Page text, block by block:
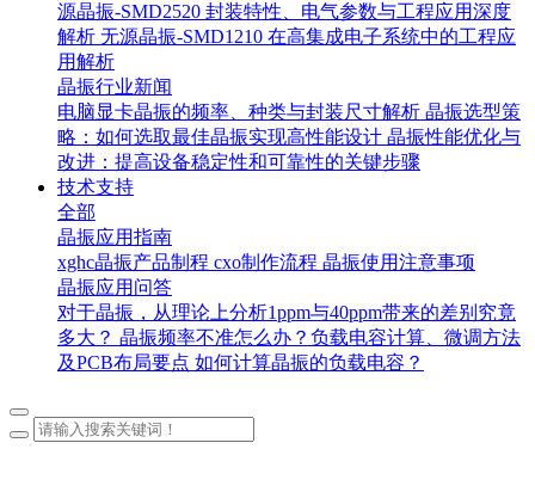
源晶振-SMD2520 封装特性、电气参数与工程应用深度
解析 无源晶振-SMD1210 在高集成电子系统中的工程应
用解析
晶振行业新闻
电脑显卡晶振的频率、种类与封装尺寸解析 晶振选型策
略：如何选取最佳晶振实现高性能设计 晶振性能优化与
改进：提高设备稳定性和可靠性的关键步骤
技术支持
全部
晶振应用指南
xghc晶振产品制程 cxo制作流程 晶振使用注意事项
晶振应用问答
对于晶振，从理论上分析1ppm与40ppm带来的差别究竟
多大？ 晶振频率不准怎么办？负载电容计算、微调方法
及PCB布局要点 如何计算晶振的负载电容？